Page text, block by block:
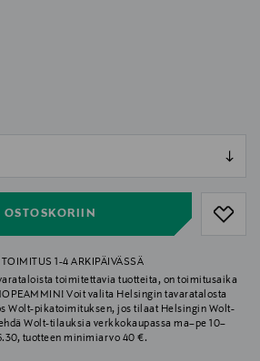
OSTOSKORIIN
TOIMITUS 1-4 ARKIPÄIVÄSSÄ
toimitettavia tuotteita, on toimitusaika
Voit valita Helsingin tavaratalosta
Wolt-pikatoimituksen, jos tilaat Helsingin Wolt-
Wolt-tilauksia verkkokaupassa ma–pe 10–
tuotteen minimiarvo 40 €.